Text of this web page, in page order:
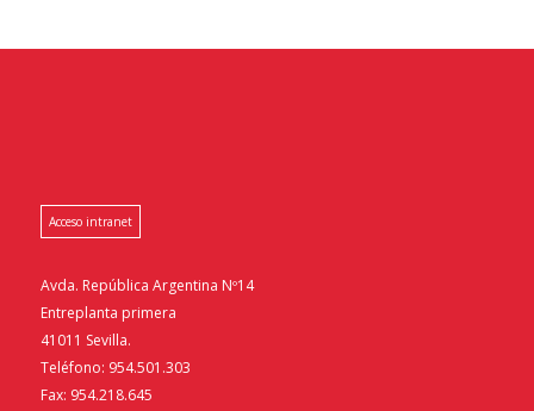
Acceso intranet
Avda. República Argentina Nº14
Entreplanta primera
41011 Sevilla.
Teléfono: 954.501.303
Fax: 954.218.645